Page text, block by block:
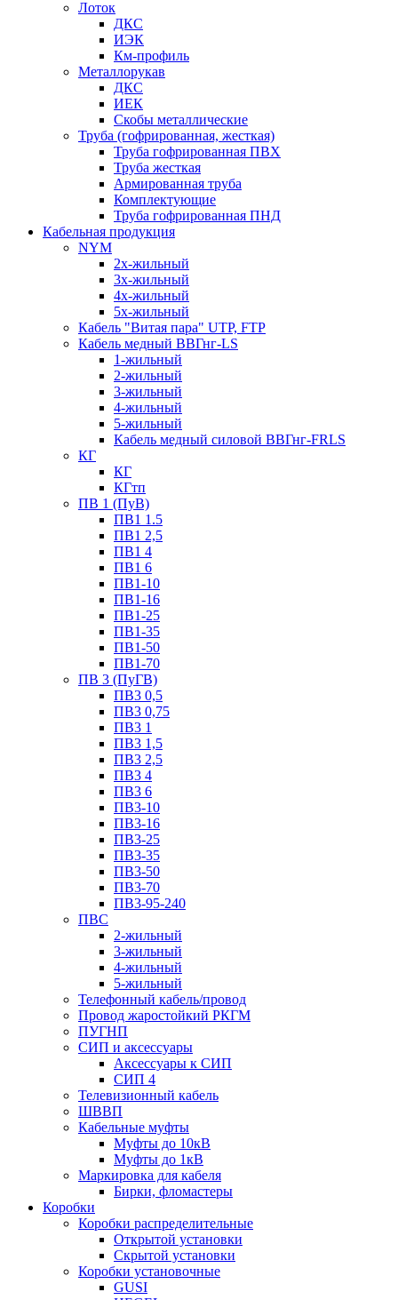
Лоток
ДКС
ИЭК
Км-профиль
Металлорукав
ДКС
ИЕК
Скобы металлические
Труба (гофрированная, жесткая)
Труба гофрированная ПВХ
Труба жесткая
Армированная труба
Комплектующие
Труба гофрированная ПНД
Кабельная продукция
NYM
2х-жильный
3х-жильный
4х-жильный
5х-жильный
Кабель "Витая пара" UTP, FTP
Кабель медный ВВГнг-LS
1-жильный
2-жильный
3-жильный
4-жильный
5-жильный
Кабель медный силовой ВВГнг-FRLS
КГ
КГ
КГтп
ПВ 1 (ПуВ)
ПВ1 1.5
ПВ1 2,5
ПВ1 4
ПВ1 6
ПВ1-10
ПВ1-16
ПВ1-25
ПВ1-35
ПВ1-50
ПВ1-70
ПВ 3 (ПуГВ)
ПВ3 0,5
ПВ3 0,75
ПВ3 1
ПВ3 1,5
ПВ3 2,5
ПВ3 4
ПВ3 6
ПВ3-10
ПВ3-16
ПВ3-25
ПВ3-35
ПВ3-50
ПВ3-70
ПВ3-95-240
ПВС
2-жильный
3-жильный
4-жильный
5-жильный
Телефонный кабель/провод
Провод жаростойкий РКГМ
ПУГНП
СИП и аксессуары
Аксессуары к СИП
СИП 4
Телевизионный кабель
ШВВП
Кабельные муфты
Муфты до 10кВ
Муфты до 1кВ
Маркировка для кабеля
Бирки, фломастеры
Коробки
Коробки распределительные
Открытой установки
Скрытой установки
Коробки установочные
GUSI